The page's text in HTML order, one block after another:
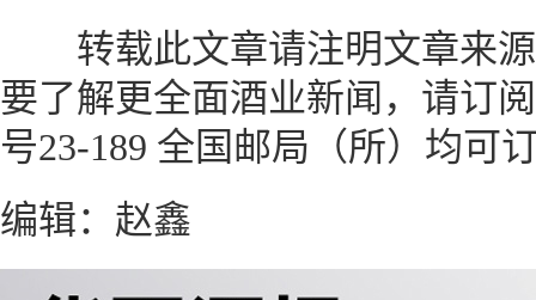
转载此文章请注明文章来源
要了解更全面酒业新闻，请订
号23-189 全国邮局（所）均可
编辑：赵鑫